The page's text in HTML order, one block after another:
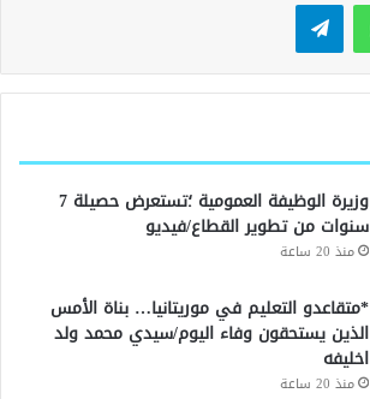
وزيرة الوظيفة العمومية ؛تستعرض حصيلة 7
سنوات من تطوير القطاع/فيديو
منذ 20 ساعة
*متقاعدو التعليم في موريتانيا… بناة الأمس
الذين يستحقون وفاء اليوم/سيدي محمد ولد
اخليفه
منذ 20 ساعة